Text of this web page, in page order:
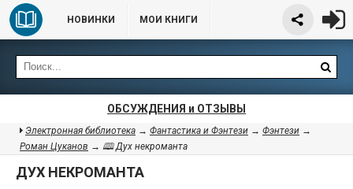
НОВИНКИ МОИ КНИГИ
ОБСУЖДЕНИЯ и ОТЗЫВЫ
Электронная библиотека → Фантастика и Фэнтези → Фэнтези →
Роман Цуканов → 🕮 Дух некроманта
ДУХ НЕКРОМАНТА